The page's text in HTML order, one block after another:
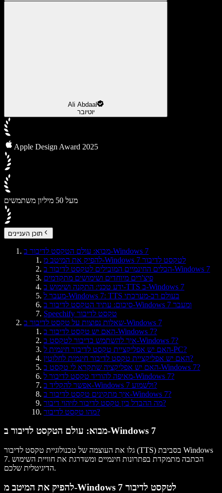
Ali Abdaal
יוטיובר
Apple Design Award 2025
מעל 50 מיליון משתמשים
תוכן העניינים
מבוא: עולם הטקסט לדיבור ב-Windows 7
להפיק את המיטב מ-Windows 7 לטקסט לדיבור
הכלים החינמיים המובילים לטקסט לדיבור ב-Windows 7
פיצ'רים מיוחדים ושימושים מתקדמים
ידע טכני: התקנה ושימוש ב-TTS ב-Windows 7
מעבר ל-Windows 7: TTS בעולם רב-מערכתי
סיכום: עתיד הטקסט לדיבור ב-Windows 7 ומעבר
Speechify טקסט לדיבור
שאלות נפוצות על טקסט לדיבור ב-Windows 7
האם יש טקסט לדיבור ב-Windows 7?
איך להשתמש בדיבור לטקסט ב-Windows 7?
האם יש אפליקציית טקסט לדיבור חינמית ל-PC?
האם יש אפליקציית טקסט לדיבור חינמית לחלוטין?
האם יש אפליקציה שתקרא לי טקסט ב-Windows 7?
מאיפה להוריד טקסט לדיבור ל-Windows 7?
אפשר להקליד ב-Windows 7 ולשמוע?
איך מתקינים טקסט לדיבור ב-Windows 7?
מה ההבדל בין טקסט לדיבור לזיהוי דיבור?
מהו טקסט לדיבור?
מבוא: עולם הטקסט לדיבור ב-Windows 7
גלו את העוצמה של טכנולוגיית טקסט לדיבור (TTS) בסביבת Windows
7. הכתבה מתמקדת בפתרונות חינמיים ומשדרגת את חוויית השימוש
הדיגיטלית שלכם.
להפיק את המיטב מ-Windows 7 לטקסט לדיבור